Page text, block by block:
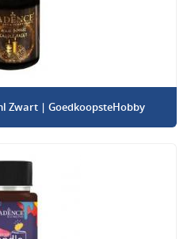
Zwart | GoedkoopsteHobby